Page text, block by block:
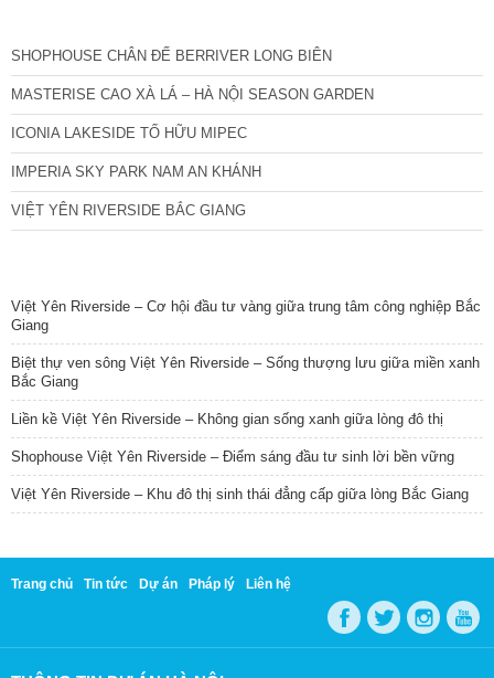
SHOPHOUSE CHÂN ĐẾ BERRIVER LONG BIÊN
MASTERISE CAO XÀ LÁ – HÀ NỘI SEASON GARDEN
ICONIA LAKESIDE TỐ HỮU MIPEC
IMPERIA SKY PARK NAM AN KHÁNH
VIỆT YÊN RIVERSIDE BẮC GIANG
Việt Yên Riverside – Cơ hội đầu tư vàng giữa trung tâm công nghiệp Bắc
Giang
Biệt thự ven sông Việt Yên Riverside – Sống thượng lưu giữa miền xanh
Bắc Giang
Liền kề Việt Yên Riverside – Không gian sống xanh giữa lòng đô thị
Shophouse Việt Yên Riverside – Điểm sáng đầu tư sinh lời bền vững
Việt Yên Riverside – Khu đô thị sinh thái đẳng cấp giữa lòng Bắc Giang
Trang chủ Tin tức Dự án Pháp lý Liên hệ